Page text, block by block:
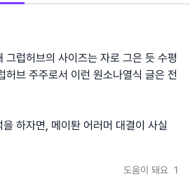
그럽허브의 사이즈는 자로 그은 듯 수평
허브 주주로서 이런 원소나열식 글은 전
하자면, 메이퇀 어러머 대결이 사실
도움이 돼요 1